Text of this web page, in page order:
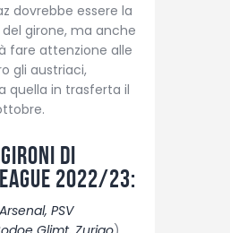
dovrebbe essere la
girone, ma anche
fare attenzione alle
gli austriaci,
quella in trasferta il
di
2022/23:
Arsenal, PSV